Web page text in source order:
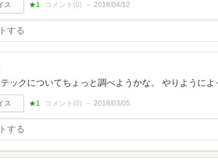
ス ★1 コメント(0) 2018/04/12
ックについてちょっと調べようかな。 やりようによ
ス ★1 コメント(0) 2018/03/05